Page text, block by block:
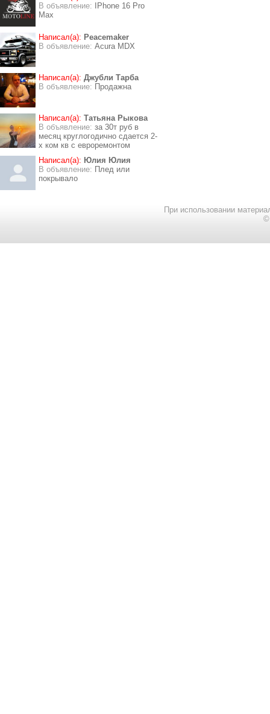
В объявление:
IPhone 16 Pro
Max
Написал(а): Peacemaker
В объявление: Acura MDX
Написал(а): Джубли Тарба
В объявление: Продажна
Написал(а): Татьяна Рыкова
В объявление: за 30т руб в
месяц круглогодично сдается 2-
х ком кв с евроремонтом
Написал(а): Юлия Юлия
В объявление: Плед или
покрывало
При использовании